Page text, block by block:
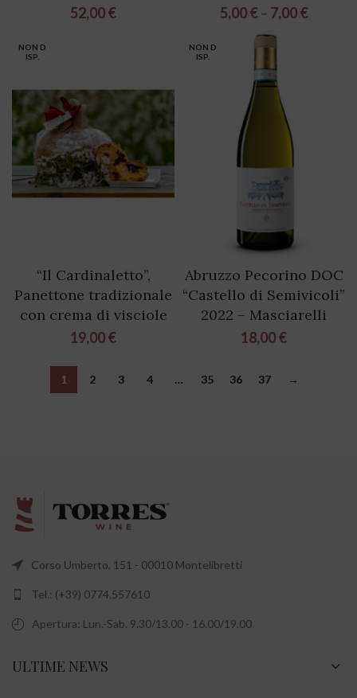
52,00€ 5,00€– 7,00€
NON D
ISP.
“Il Cardinaletto”,
Panettone tradizionale
con crema di visciole
19,00€
NON D
ISP.
Abruzzo Pecorino DOC
“Castello di Semivicoli”
2022 – Masciarelli
18,00€
1 2 3 4 … 35 36 37 →
Corso Umberto, 151 - 00010 Montelibretti
Tel.: (+39) 0774.557610
Apertura: Lun.-Sab. 9.30/13.00 - 16.00/19.00
ULTIME NEWS